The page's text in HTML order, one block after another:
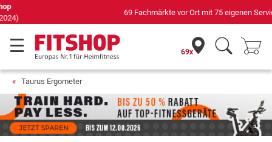
69 Fachmärkte vor Ort mit 75 eigenen Servicetechnikern
69x
Taurus Ergometer